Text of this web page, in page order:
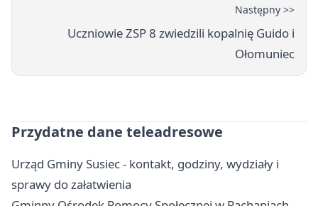
Następny >>
Uczniowie ZSP 8 zwiedzili kopalnię Guido i
Ołomuniec
Przydatne dane teleadresowe
Urząd Gminy Susiec - kontakt, godziny, wydziały i
sprawy do załatwienia